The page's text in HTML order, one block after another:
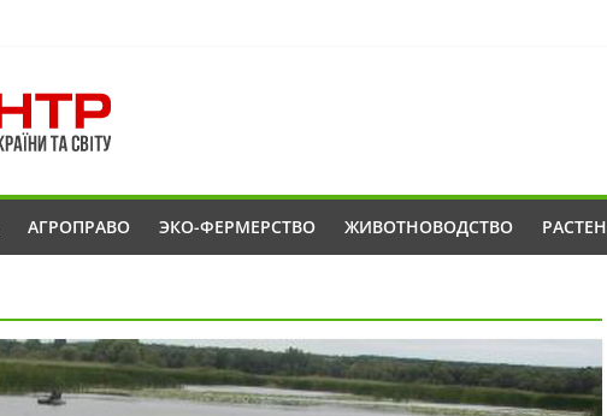
АГРОПРАВО ЭКО-ФЕРМЕРСТВО ЖИВОТНОВОДСТВО